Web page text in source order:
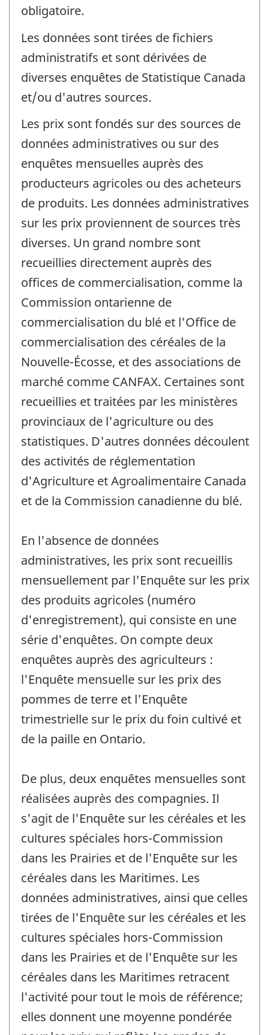
obligatoire.
Les données sont tirées de fichiers
administratifs et sont dérivées de
diverses enquêtes de Statistique Canada
et/ou d'autres sources.
Les prix sont fondés sur des sources de
données administratives ou sur des
enquêtes mensuelles auprès des
producteurs agricoles ou des acheteurs
de produits. Les données administratives
sur les prix proviennent de sources très
diverses. Un grand nombre sont
recueillies directement auprès des
offices de commercialisation, comme la
Commission ontarienne de
commercialisation du blé et l'Office de
commercialisation des céréales de la
Nouvelle-Écosse, et des associations de
marché comme CANFAX. Certaines sont
recueillies et traitées par les ministères
provinciaux de l'agriculture ou des
statistiques. D'autres données découlent
des activités de réglementation
d'Agriculture et Agroalimentaire Canada
et de la Commission canadienne du blé.
En l'absence de données
administratives, les prix sont recueillis
mensuellement par l'Enquête sur les prix
des produits agricoles (numéro
d'enregistrement), qui consiste en une
série d'enquêtes. On compte deux
enquêtes auprès des agriculteurs :
l'Enquête mensuelle sur les prix des
pommes de terre et l'Enquête
trimestrielle sur le prix du foin cultivé et
de la paille en Ontario.
De plus, deux enquêtes mensuelles sont
réalisées auprès des compagnies. Il
s'agit de l'Enquête sur les céréales et les
cultures spéciales hors-Commission
dans les Prairies et de l'Enquête sur les
céréales dans les Maritimes. Les
données administratives, ainsi que celles
tirées de l'Enquête sur les céréales et les
cultures spéciales hors-Commission
dans les Prairies et de l'Enquête sur les
céréales dans les Maritimes retracent
l'activité pour tout le mois de référence;
elles donnent une moyenne pondérée